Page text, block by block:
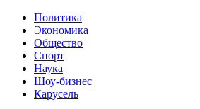
Политика
Экономика
Общество
Спорт
Наука
Шоу-бизнес
Карусель